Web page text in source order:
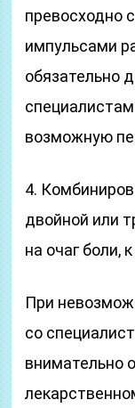
превосходно
импульсами
обязательно
возможную
4.
двойной или
на очаг боли,
При
со
внимательно